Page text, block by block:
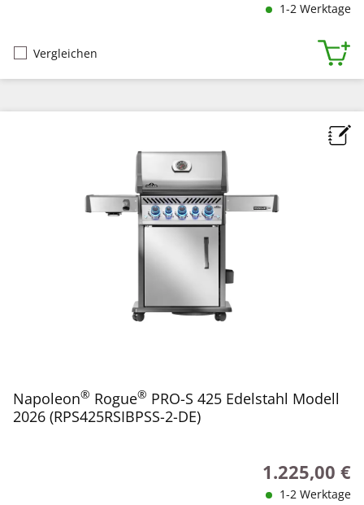
1-2 Werktage
Vergleichen
Napoleon® Rogue® PRO-S 425 Edelstahl Modell
2026 (RPS425RSIBPSS-2-DE)
Regulärer
1.225,00 €
1-2 Werktage